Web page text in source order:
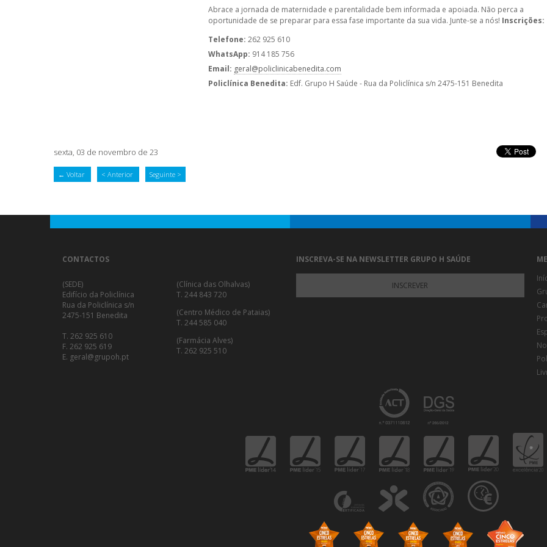
Abrace a jornada de maternidade e parentalidade bem informada e apoiada. Não perca a
oportunidade de se preparar para essa fase importante da sua vida. Junte-se a nós! Inscrições:
Telefone: 262 925 610
WhatsApp: 914 185 756
Email: geral@policlinicabenedita.com
Policlínica Benedita: Edf. Grupo H Saúde - Rua da Policlínica s/n 2475-151 Benedita
sexta, 03 de novembro de 23
← Voltar < Anterior Seguinte >
CONTACTOS
(SEDE)
Edifício da Policlínica
Rua da Policlínica s/n
2475-151 Benedita
T. 262 925 610
F. 262 925 619
E. geral@grupoh.pt
(Clínica das Olhalvas)
T. 244 843 720
(Centro Médico de Pataias)
T. 244 585 040
(Farmácia Alves)
T. 262 925 510
INSCREVA-SE NA NEWSLETTER GRUPO H SAÚDE
INSCREVER